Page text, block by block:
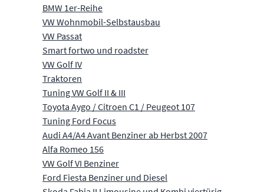
BMW 1er-Reihe
VW Wohnmobil-Selbstausbau
VW Passat
Smart fortwo und roadster
VW Golf IV
Traktoren
Tuning VW Golf II & III
Toyota Aygo / Citroen C1 / Peugeot 107
Tuning Ford Focus
Audi A4/A4 Avant Benziner ab Herbst 2007
Alfa Romeo 156
VW Golf VI Benziner
Ford Fiesta Benziner und Diesel